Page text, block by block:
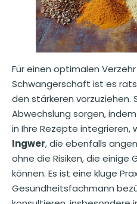
Für einen optimalen
Schwangerschaft ist es
den stärkeren vorzuziehen.
Abwechslung sorgen,
in Ihre Rezepte integrieren,
Ingwer, die ebenfalls
ohne die Risiken, die einige
können. Es ist eine kluge
Gesundheitsfachmann